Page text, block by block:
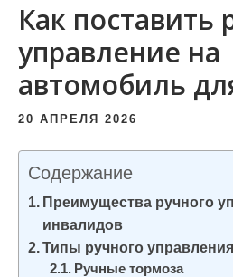
Как поставить
управление на
автомобиль
20 АПРЕЛЯ 2026
Содержание
Преимущества ручного
инвалидов
Типы ручного управления
Ручные тормоза